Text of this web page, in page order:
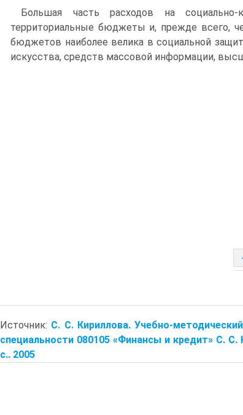
Большая часть расходов на социально-
территориальные бюджеты и, прежде всего,
бюджетов наиболее велика в социальной
искусства, средств массовой информации,
Источник: С. С. Кириллова. Учебно-
специальности 080105 «Финансы и кредит» С.
с.. 2005